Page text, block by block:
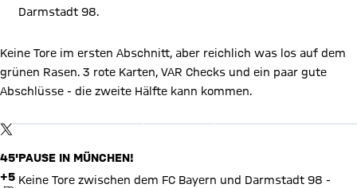
Darmstadt 98.
Keine Tore im ersten Abschnitt, aber reichlich was los auf dem
grünen Rasen. 3 rote Karten, VAR Checks und ein paar gute
Abschlüsse - die zweite Hälfte kann kommen.
TWITTER-BEITRAG
X Inhalte anzeigen
verarbeiten. Vorher kann das soziale Netzwerk keine Daten über
wird für alle Inhalte des sozialen Netzwerks auf unserer Website
gespeichert und Sie können dies jederzeit in der
45'
+5
PAUSE IN MÜNCHEN!
Keine Tore zwischen dem FC Bayern und Darmstadt 98 -